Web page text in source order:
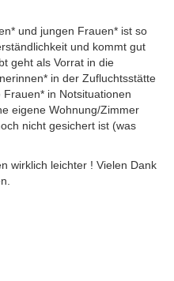
und jungen Frauen* ist so
und kommt gut
geht als Vorrat in die
in der Zufluchtsstätte
in Notsituationen
eigene Wohnung/Zimmer
nicht gesichert ist (was
wirklich leichter ! Vielen Dank